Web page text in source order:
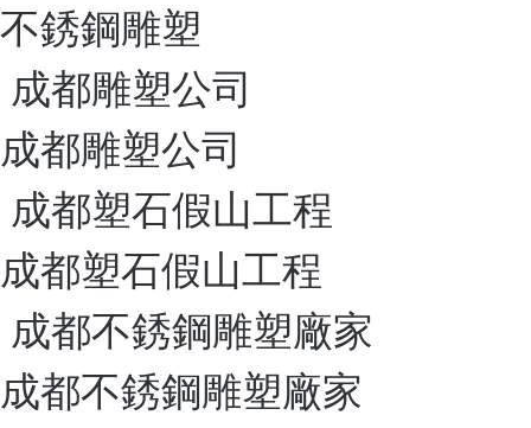
不銹鋼雕塑
成都雕塑公司
成都雕塑公司
成都塑石假山工程
成都塑石假山工程
成都不銹鋼雕塑廠家
成都不銹鋼雕塑廠家